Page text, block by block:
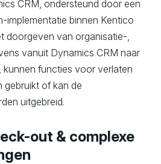
CRM, ondersteund door een
implementatie binnen Kentico
doorgeven van organisatie-,
vanuit Dynamics CRM naar
functies voor verlaten
of kan de
uitgebreid.
out & complexe